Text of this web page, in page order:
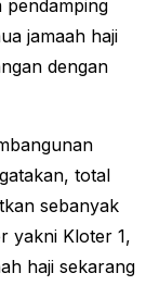
pendamping
jamaah haji
dengan
total
sebanyak
yakni Kloter 1,
haji sekarang